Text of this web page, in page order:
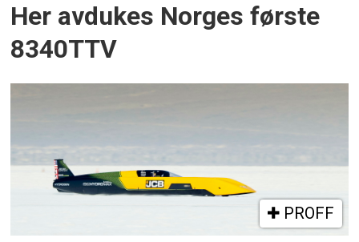
Her avdukes Norges første
8340TTV
PROFF